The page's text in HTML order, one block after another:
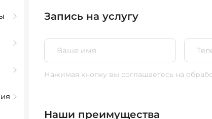
Запись на услугу
Нажимая кнопку вы соглашаетесь на
Наши преимущества